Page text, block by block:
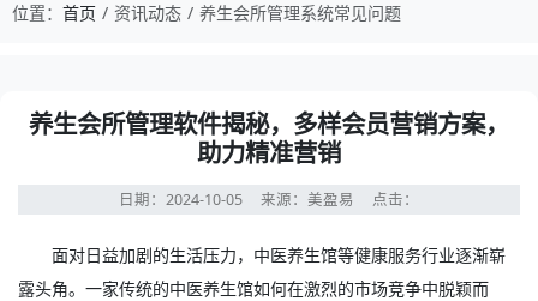
位置： 首页 资讯动态 养生会所管理系统常见问题
养生会所管理软件揭秘，多样会员营销方案，
助力精准营销
日期：2024-10-05 来源：美盈易 点击：
面对日益加剧的生活压力，中医养生馆等健康服务行业逐渐崭
露头角。一家传统的中医养生馆如何在激烈的市场竞争中脱颖而